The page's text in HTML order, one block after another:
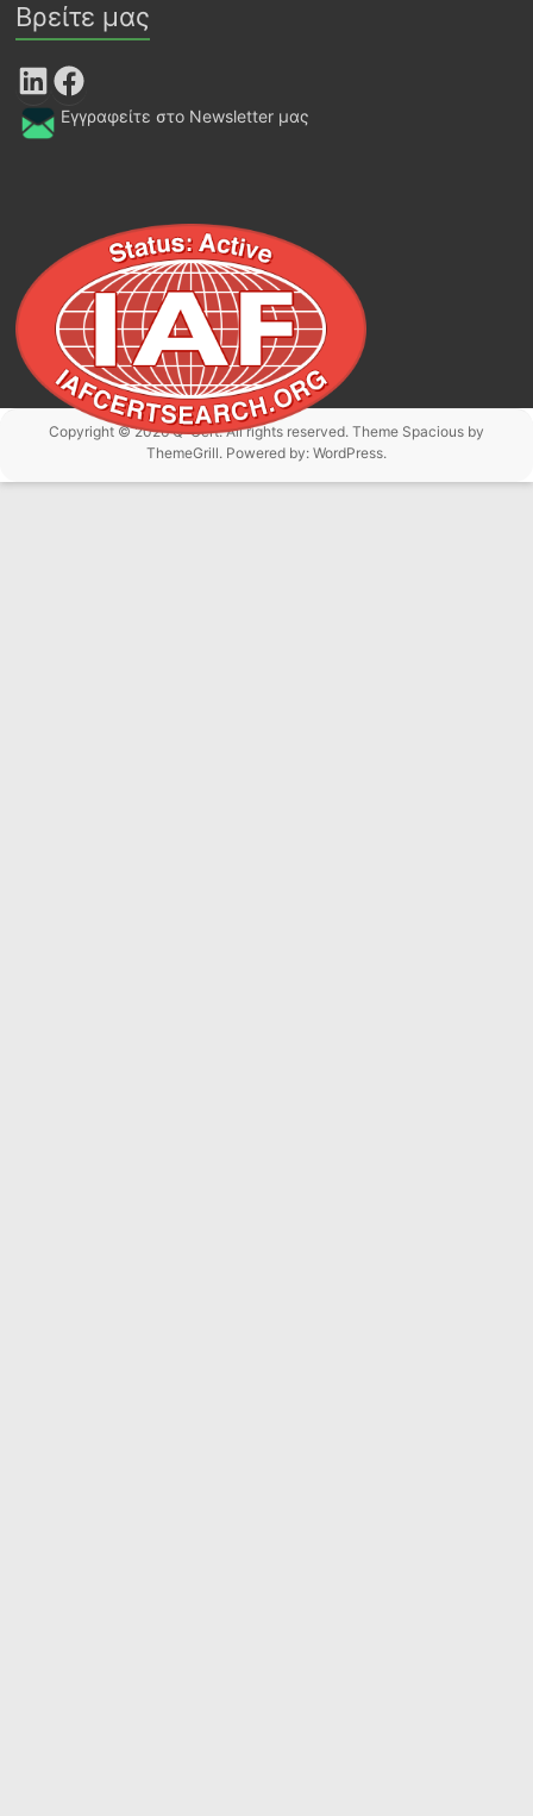
Βρείτε μας
LinkedIn Facebook
Εγγραφείτε στο Newsletter μας
Copyright © 2026Q-Cert. All rights reserved. Theme Spaciousby
ThemeGrill. Powered by: WordPress.